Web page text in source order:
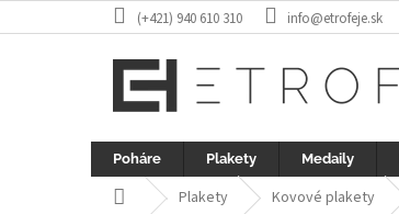
na
(+421) 940 610 310 info@etrofeje.sk
Poháre Plakety Medaily
DomovPlakety Kovové plakety